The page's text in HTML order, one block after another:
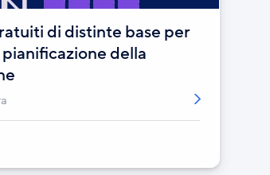
di distinte base per
della